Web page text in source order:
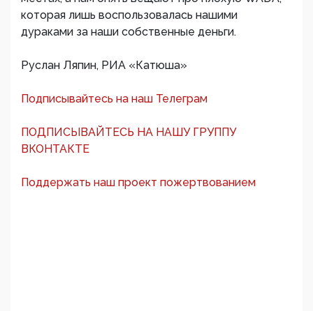
которая лишь воспользовалась нашими
дураками за наши собственные деньги.
Руслан Ляпин, РИА «Катюша»
Подписывайтесь на наш Телеграм
ПОДПИСЫВАЙТЕСЬ НА НАШУ ГРУППУ
ВКОНТАКТЕ
Поддержать наш проект пожертвованием